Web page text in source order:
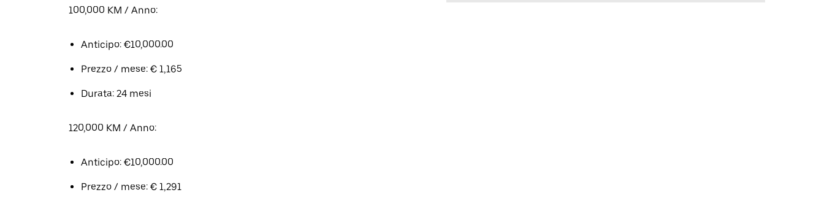
100,000 KM / Anno:
Anticipo: €10,000.00
Prezzo / mese: € 1,165
Durata: 24 mesi
120,000 KM / Anno:
Anticipo: €10,000.00
Prezzo / mese: € 1,291